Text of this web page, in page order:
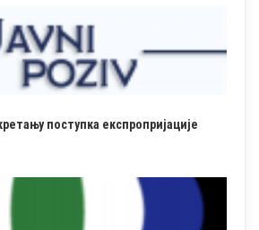
поступка експропријације